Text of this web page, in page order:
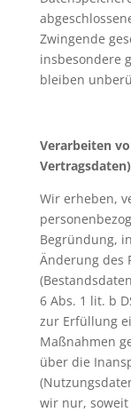
Zwingende
insbesondere
bleiben
Verarbeiten
Vertragsdaten)
Wir erheben,
Begründung,
Änderung des
6 Abs. 1 lit. b
zur Erfüllung
Maßnahmen
über die
wir nur,